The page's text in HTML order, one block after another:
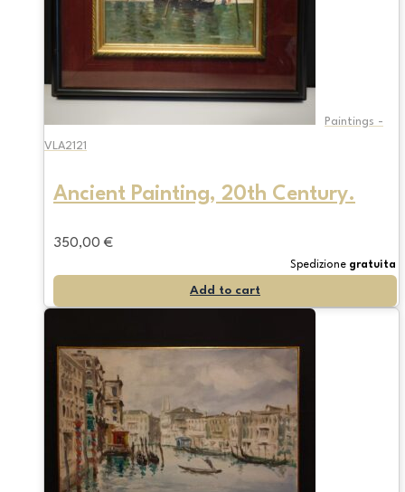
Paintings -
VLA2121
Ancient Painting, 20th Century.
350,00 €
Spedizione gratuita
Add to cart